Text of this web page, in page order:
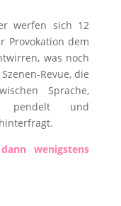
werfen sich 12
Provokation dem
was noch
Revue, die
Sprache,
pendelt und
wenigstens